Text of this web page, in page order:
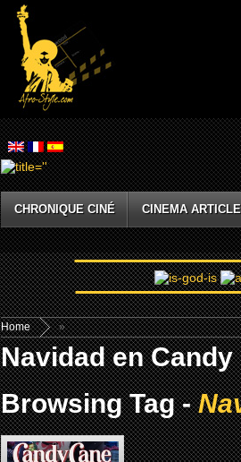
CHRONIQUE CINÉ CINEMA ARTICLE
Home »
Navidad en Candy
Browsing Tag -